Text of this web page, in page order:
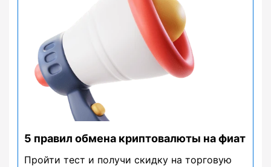
5 правил обмена криптовалюты на фиат
Пройти тест и получи скидку на торговую